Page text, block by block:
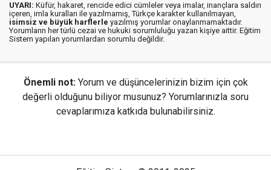
UYARI: Küfür, hakaret, rencide edici cümleler veya imalar, inançlara saldırı
içeren, imla kuralları ile yazılmamış, Türkçe karakter kullanılmayan,
isimsiz ve büyük harflerle yazılmış yorumlar onaylanmamaktadır.
Yorumların her türlü cezai ve hukuki sorumluluğu yazan kişiye aittir. Eğitim
Sistem yapılan yorumlardan sorumlu değildir.
Önemli not: Yorum ve düşüncelerinizin bizim için çok
değerli olduğunu biliyor musunuz? Yorumlarınızla soru
cevaplarımıza katkıda bulunabilirsiniz.